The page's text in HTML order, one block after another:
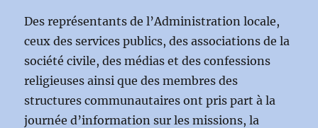
Des représentants de l’Administration locale,
ceux des services publics, des associations de la
société civile, des médias et des confessions
religieuses ainsi que des membres des
structures communautaires ont pris part à la
journée d’information sur les missions, la